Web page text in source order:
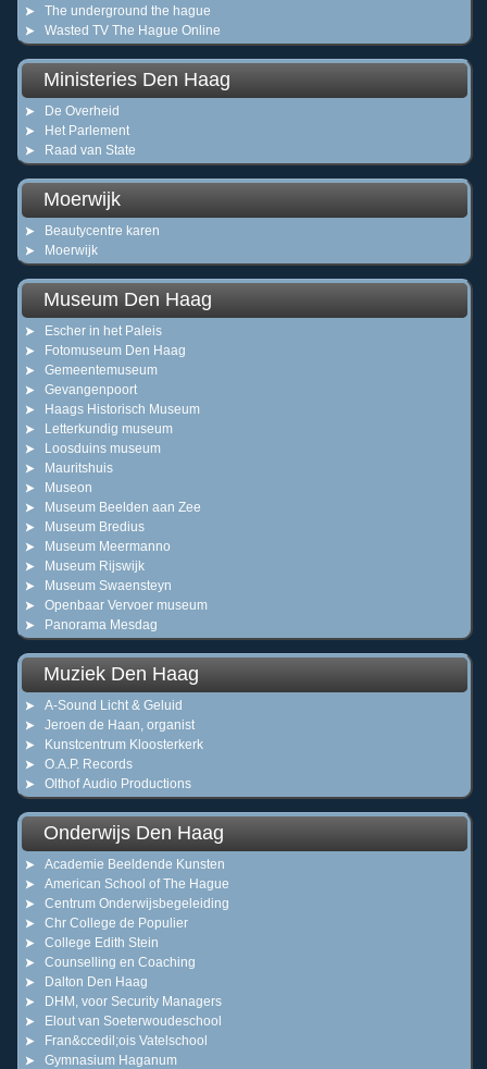
The underground the hague
Wasted TV The Hague Online
Ministeries Den Haag
De Overheid
Het Parlement
Raad van State
Moerwijk
Beautycentre karen
Moerwijk
Museum Den Haag
Escher in het Paleis
Fotomuseum Den Haag
Gemeentemuseum
Gevangenpoort
Haags Historisch Museum
Letterkundig museum
Loosduins museum
Mauritshuis
Museon
Museum Beelden aan Zee
Museum Bredius
Museum Meermanno
Museum Rijswijk
Museum Swaensteyn
Openbaar Vervoer museum
Panorama Mesdag
Muziek Den Haag
A-Sound Licht & Geluid
Jeroen de Haan, organist
Kunstcentrum Kloosterkerk
O.A.P. Records
Olthof Audio Productions
Onderwijs Den Haag
Academie Beeldende Kunsten
American School of The Hague
Centrum Onderwijsbegeleiding
Chr College de Populier
College Edith Stein
Counselling en Coaching
Dalton Den Haag
DHM, voor Security Managers
Elout van Soeterwoudeschool
Fran&ccedil;ois Vatelschool
Gymnasium Haganum